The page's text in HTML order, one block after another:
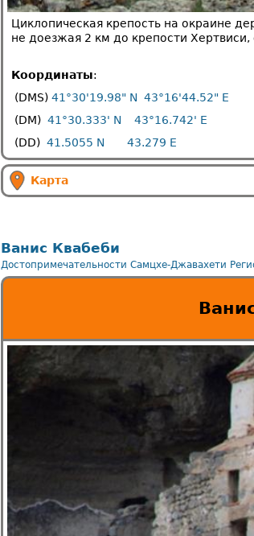
Циклопическая крепость на окраине
не доезжая 2 км до крепости
Координаты:
(DMS) 41°30'19.98" N 43°16'44.52" E
(DM) 41°30.333' N
43°16.742' E
(DD) 41.5055 N 43.279 E
Карта
Ванис Квабеби
Достопримечательности Самцхе-Джавахети